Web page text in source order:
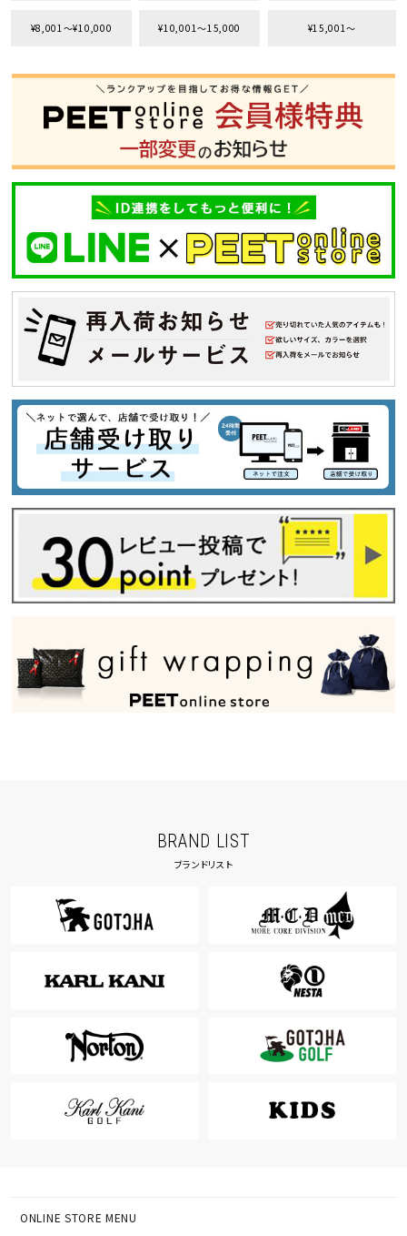
S
M
29inc
30inc
32inc
36inc
38inc
40inc
KIDS
tune 絞り込んで検索する
¥8,001〜¥10,000 ¥10,001〜15,000 ¥15,001〜
BRAND LIST
ブランドリスト
ONLINE STORE MENU